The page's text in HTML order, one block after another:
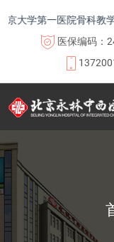
学第一医院骨科教学联
医保编码：